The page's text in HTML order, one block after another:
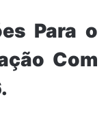
Para o
Com